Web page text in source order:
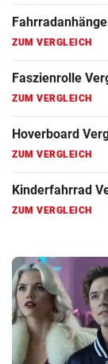
ZUM VERGLEICH
ZUM VERGLEICH
ZUM VERGLEICH
ZUM VERGLEICH